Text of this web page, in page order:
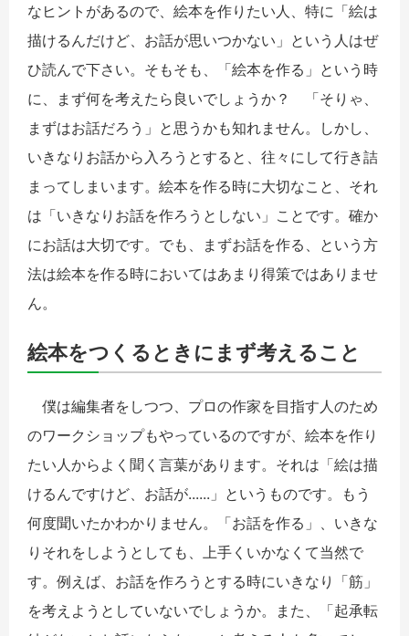
なヒントがあるので、絵本を作りたい人、特に「絵は
描けるんだけど、お話が思いつかない」という人はぜ
ひ読んで下さい。そもそも、「絵本を作る」という時
に、まず何を考えたら良いでしょうか？ 「そりゃ、
まずはお話だろう」と思うかも知れません。しかし、
いきなりお話から入ろうとすると、往々にして行き詰
まってしまいます。絵本を作る時に大切なこと、それ
は「いきなりお話を作ろうとしない」ことです。確か
にお話は大切です。でも、まずお話を作る、という方
法は絵本を作る時においてはあまり得策ではありませ
ん。
絵本をつくるときにまず考えること
僕は編集者をしつつ、プロの作家を目指す人のため
のワークショップもやっているのですが、絵本を作り
たい人からよく聞く言葉があります。それは「絵は描
けるんですけど、お話が......」というものです。もう
何度聞いたかわかりません。「お話を作る」、いきな
りそれをしようとしても、上手くいかなくて当然で
す。例えば、お話を作ろうとする時にいきなり「筋」
を考えようとしていないでしょうか。また、「起承転